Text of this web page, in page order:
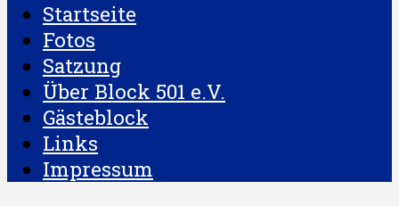
Startseite
Fotos
Satzung
Über Block 501 e.V.
Gästeblock
Links
Impressum